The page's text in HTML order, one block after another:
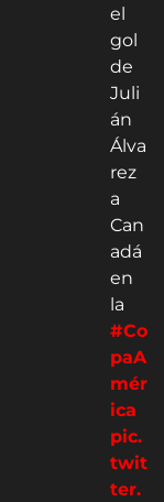
el
gol
de
Juli
án
Álva
rez
a
Can
adá
en
la
#Co
paA
mér
ica
pic.
twit
ter.